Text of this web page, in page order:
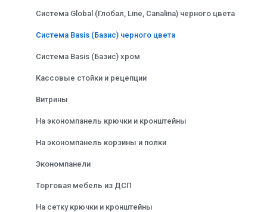
Система Global (Глобал, Line, Canalina) черного цвета
Система Basis (Базис) черного цвета
Система Basis (Базис) хром
Кассовые стойки и рецепции
Витрины
На экономпанель крючки и кронштейны
На экономпанель корзины и полки
Экономпанели
Торговая мебель из ДСП
На сетку крючки и кронштейны